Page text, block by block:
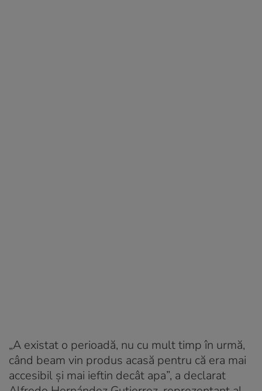
„A existat o perioadă, nu cu mult timp în urmă,
când beam vin produs acasă pentru că era mai
accesibil și mai ieftin decât apa”, a declarat